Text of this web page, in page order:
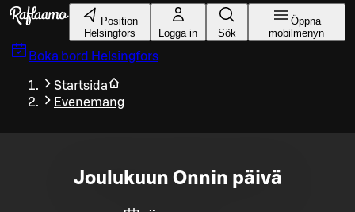
Gå till huvudinnehållet
Position
Helsingfors
Logga in Sök
Öppna
mobilmenyn
Boka bord Helsingfors
Startsida
Evenemang
Joulukuun Onnin päivä